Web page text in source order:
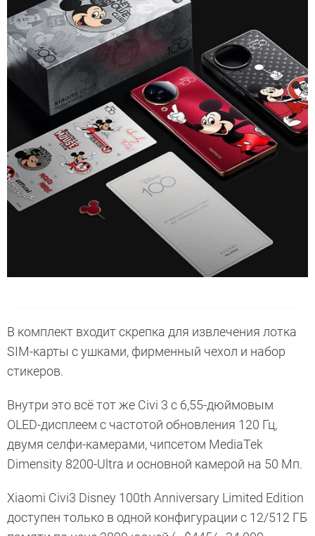
В комплект входит скрепка для извлечения лотка
SIM-карты с ушками, фирменный чехол и набор
стикеров.
Внутри это всё тот же Civi 3 с 6,55-дюймовым
OLED-дисплеем с частотой обновления 120 Гц,
двумя селфи-камерами, чипсетом MediaTek
Dimensity 8200-Ultra и основной камерой на 50 Мп.
Xiaomi Civi3 Disney 100th Anniversary Limited Edition
доступен только в одной конфигурации с 12/512 ГБ